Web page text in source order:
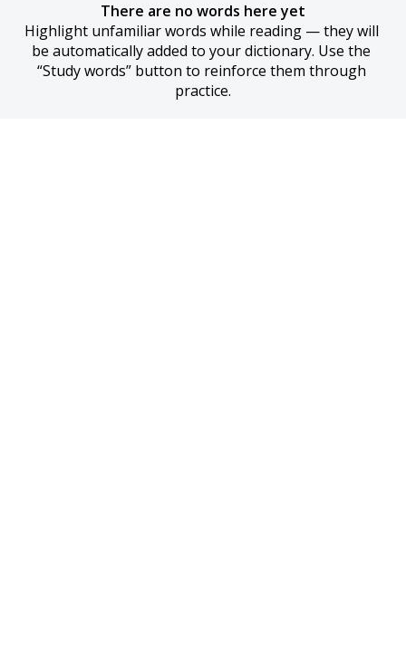
There are no words here yet
Highlight unfamiliar words while reading — they will
be automatically added to your dictionary. Use the
“Study words” button to reinforce them through
practice.